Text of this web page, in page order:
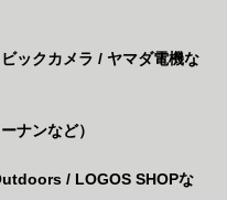
ックカメラ / ヤマダ電機な
ナンなど）
/ LOGOS SHOPな